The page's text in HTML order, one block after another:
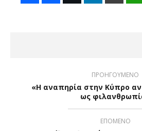
ΠΡΟΗΓΟΥΜΕΝΟ
«Η αναπηρία στην Κύπρο
ως
ΕΠΟΜΕΝΟ